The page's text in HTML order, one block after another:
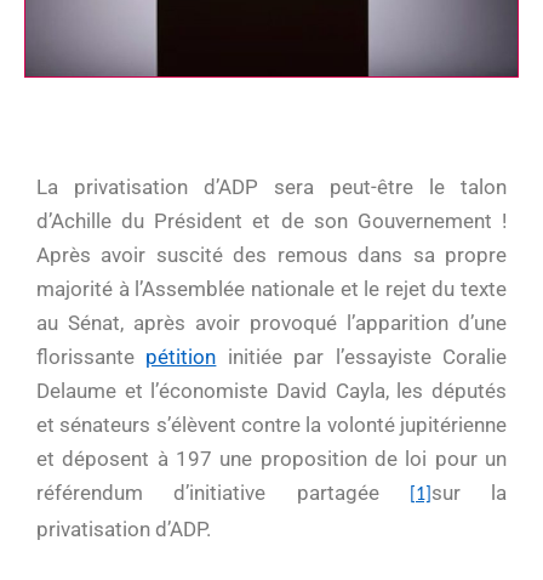
La privatisation d’ADP sera peut-être le talon
d’Achille du Président et de son Gouvernement !
Après avoir suscité des remous dans sa propre
majorité à l’Assemblée nationale et le rejet du texte
au Sénat, après avoir provoqué l’apparition d’une
florissante pétition initiée par l’essayiste Coralie
Delaume et l’économiste David Cayla, les députés
et sénateurs s’élèvent contre la volonté jupitérienne
et déposent à 197 une proposition de loi pour un
référendum d’initiative partagée
[1] sur la
privatisation d’ADP.